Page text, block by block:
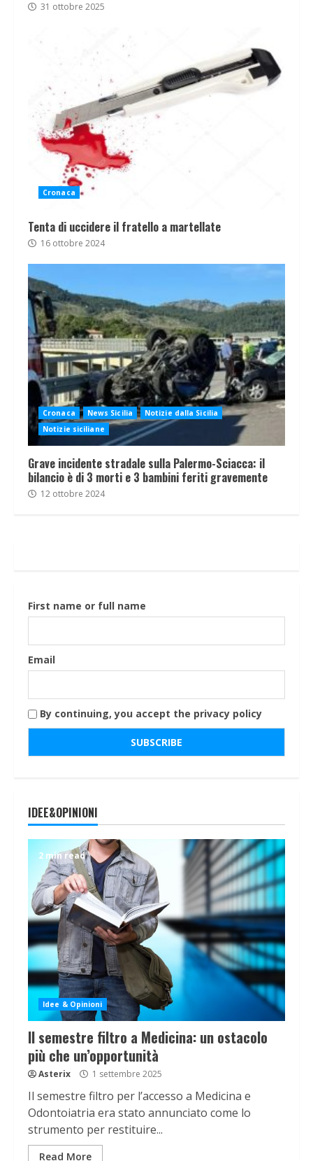
31 ottobre 2025
Cronaca
Tenta di uccidere il fratello a martellate
16 ottobre 2024
Cronaca News Sicilia
Notizie dalla Sicilia
Notizie siciliane
Grave incidente stradale sulla Palermo-Sciacca: il
bilancio è di 3 morti e 3 bambini feriti gravemente
12 ottobre 2024
First name or full name
Email
By continuing, you accept the privacy policy
IDEE&OPINIONI
2 min read
Idee & Opinioni
Il semestre filtro a Medicina: un ostacolo
più che un’opportunità
Asterix 1 settembre 2025
Il semestre filtro per l’accesso a Medicina e
Odontoiatria era stato annunciato come lo
strumento per restituire...
Read More